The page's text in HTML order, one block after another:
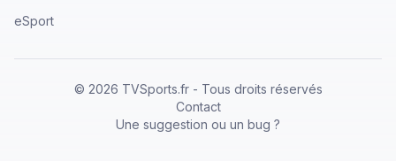
eSport
© 2026 TVSports.fr - Tous droits réservés
Contact
Une suggestion ou un bug ?